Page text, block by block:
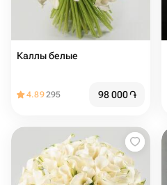
Каллы белые
4.89295 98 000֏